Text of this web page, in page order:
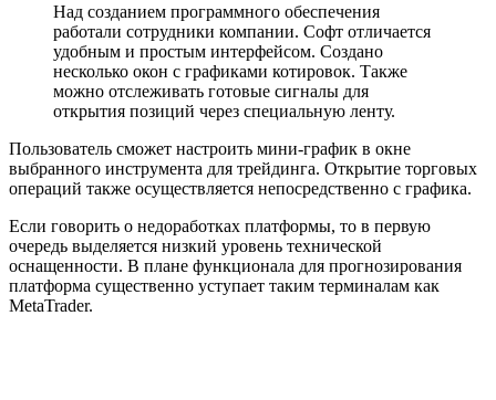
Над созданием программного обеспечения
работали сотрудники компании. Софт отличается
удобным и простым интерфейсом. Создано
несколько окон с графиками котировок. Также
можно отслеживать готовые сигналы для
открытия позиций через специальную ленту.
Пользователь сможет настроить мини-график в окне
выбранного инструмента для трейдинга. Открытие торговых
операций также осуществляется непосредственно с графика.
Если говорить о недоработках платформы, то в первую
очередь выделяется низкий уровень технической
оснащенности. В плане функционала для прогнозирования
платформа существенно уступает таким терминалам как
MetaTrader.